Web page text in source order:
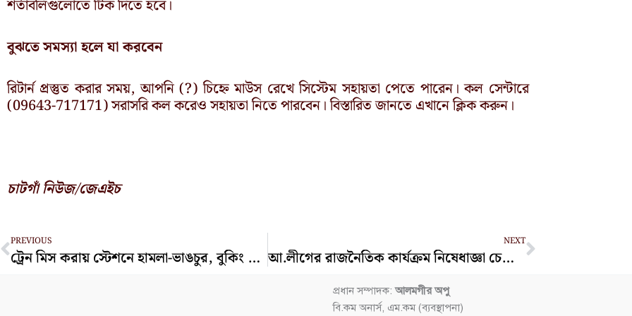
শর্তাবলিগুলোতে টিক দিতে হবে।
বুঝতে সমস্যা হলে যা করবেন
রিটার্ন প্রস্তুত করার সময়, আপনি (?) চিহ্নে মাউস রেখে সিস্টেম সহায়তা পেতে পারেন। কল সেন্টারে
(09643-717171) সরাসরি কল করেও সহায়তা নিতে পারবেন। বিস্তারিত জানতে এখানে ক্লিক করুন।
চাটগাঁ নিউজ/জেএইচ
Prev
PREVIOUS
ট্রেন মিস করায় স্টেশনে হামলা-ভাঙচুর, বুকিং সহকারিসহ আহত ৫
NEXT
আ.লীগের রাজনৈতিক কার্যক্রম নিষেধাজ্ঞা চেয়ে রিট
Next
প্রধান সম্পাদক:আলমগীর অপু
বি.কম অনার্স, এম.কম (ব্যবস্থাপনা)